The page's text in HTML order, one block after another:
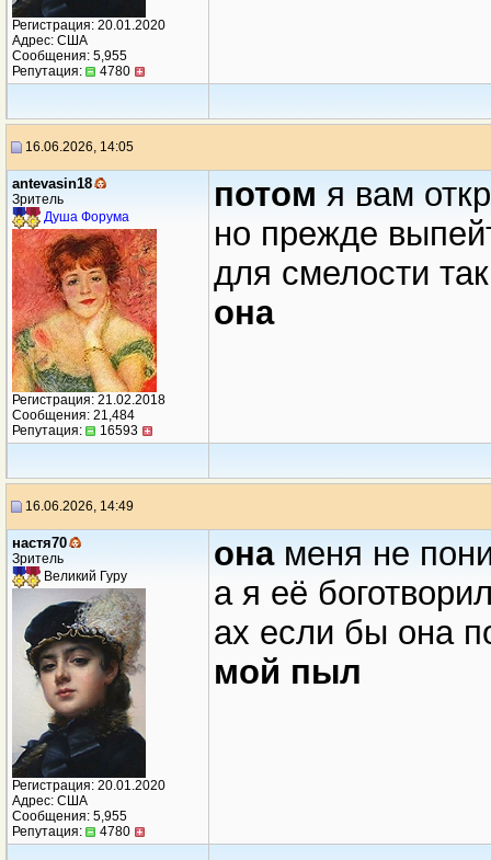
Регистрация: 20.01.2020
Адрес: США
Сообщения: 5,955
Репутация:
4780
16.06.2026, 14:05
antevasin18
Зритель
Душа Форума
Регистрация: 21.02.2018
Сообщения: 21,484
Репутация:
16593
потом я вам
но прежде
для смелости
она
16.06.2026, 14:49
настя70
Зритель
Великий Гуру
Регистрация: 20.01.2020
Адрес: США
Сообщения: 5,955
Репутация:
4780
она меня не
а я её
ах если бы она
мой пыл